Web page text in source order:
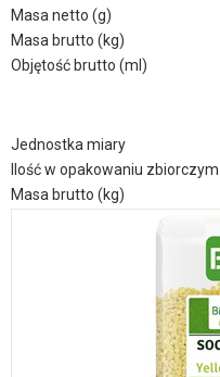
Masa netto (g)
Masa brutto (kg)
Objętość brutto (ml)
Jednostka miary
Ilość w opakowaniu zbiorczym
Masa brutto (kg)